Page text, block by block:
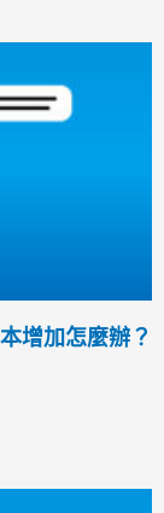
增加怎麼辦？